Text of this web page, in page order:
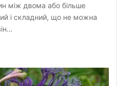
між двома або більше
і складний, що не можна